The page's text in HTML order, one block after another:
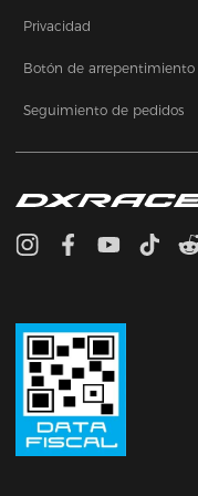
Privacidad
Botón de arrepentimiento
Seguimiento de pedidos